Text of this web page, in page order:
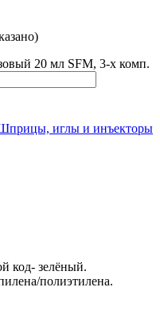
20 мл SFM, 3-х комп.
иглы и инъекторы
код- зелёный.
полиэтилена.